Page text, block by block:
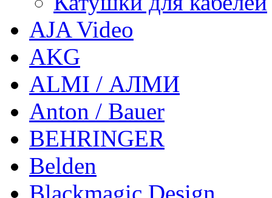
AJA Video
AKG
ALMI / АЛМИ
Anton / Bauer
BEHRINGER
Belden